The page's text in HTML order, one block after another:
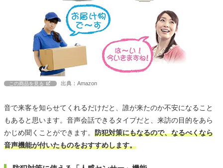
この商品を見る 出典：Amazon
音で来客を知らせてくれるだけだと、誰が来たのか不安になること
もあると思います。音声会話できるタイプだと、来訪の目的をあら
かじめ聞くことができます。 防犯対策にもなるので、なるべくなら
音声機能が付いたものをおすすめします。